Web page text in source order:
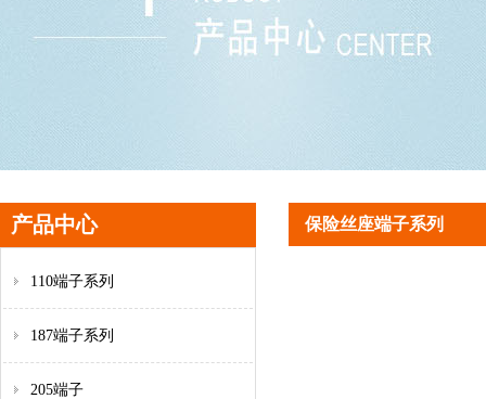
产品中心
110端子系列
187端子系列
205端子
保险丝座端子系列